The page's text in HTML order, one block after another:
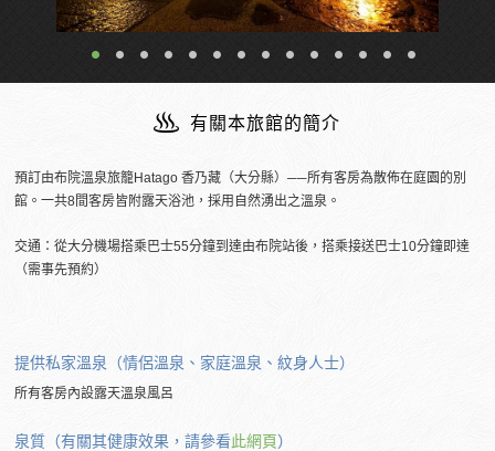
附設露天溫泉的客房
有關本旅館的簡介
預訂由布院溫泉旅籠Hatago 香乃藏（大分縣）──所有客房為散佈在庭園的別
館。一共8間客房皆附露天浴池，採用自然湧出之溫泉。
交通：從大分機場搭乘巴士55分鐘到達由布院站後，搭乘接送巴士10分鐘即達
（需事先預約）
提供私家溫泉（情侶溫泉、家庭溫泉、紋身人士）
所有客房內設露天溫泉風呂
泉質（有關其健康效果，請參看此網頁）